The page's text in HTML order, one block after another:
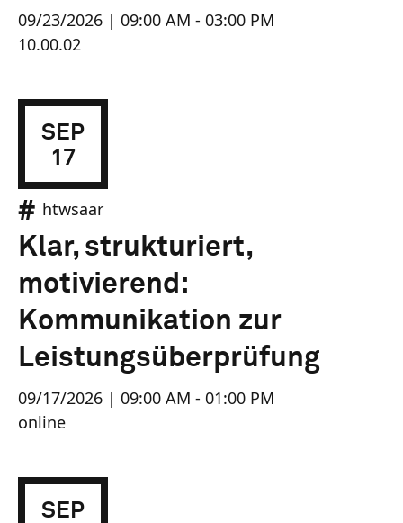
09/23/2026 | 09:00 AM - 03:00 PM
10.00.02
SEP
17
htwsaar
Klar, strukturiert,
motivierend:
Kommunikation zur
Leistungsüberprüfung
09/17/2026 | 09:00 AM - 01:00 PM
online
SEP